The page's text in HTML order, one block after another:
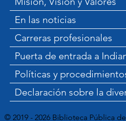
En las noticias
Carreras profesionales
Puerta de entrada a
Políticas y
© 2019 - 2026 Biblioteca Pública